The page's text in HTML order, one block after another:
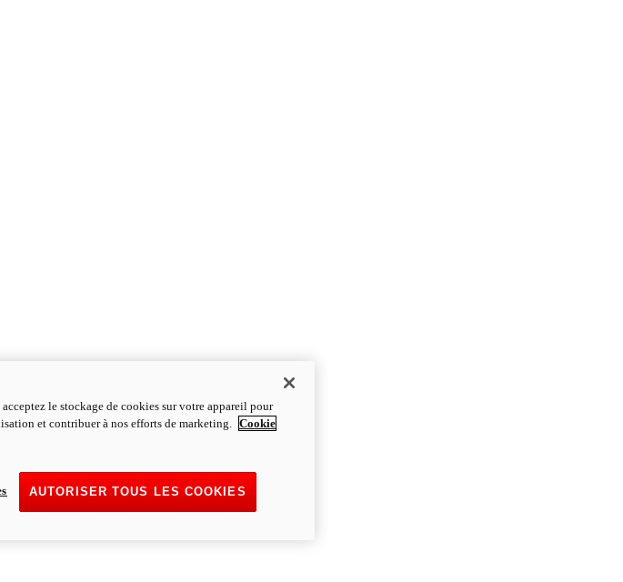
le stockage de cookies sur votre appareil pour
et contribuer à nos efforts de marketing. Cookie
AUTORISER TOUS LES COOKIES